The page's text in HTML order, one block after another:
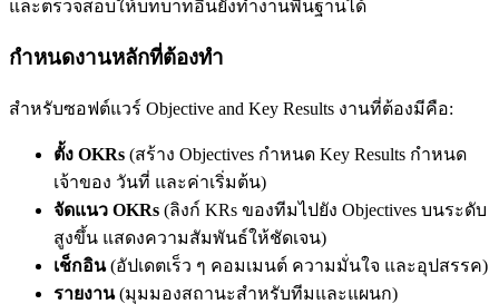
และตรวจสอบให้บทบาทอื่นยังทำงานพื้นฐานได้
กำหนดงานหลักที่ต้องทำ
สำหรับซอฟต์แวร์ Objective and Key Results งานที่ต้องมีคือ:
ตั้ง OKRs (สร้าง Objectives กำหนด Key Results กำหนด
เจ้าของ วันที่ และค่าเริ่มต้น)
จัดแนว OKRs (ลิงก์ KRs ของทีมไปยัง Objectives บนระดับ
สูงขึ้น แสดงความสัมพันธ์ให้ชัดเจน)
เช็กอิน(อัปเดตเร็ว ๆ คอมเมนต์ ความมั่นใจ และอุปสรรค)
รายงาน(มุมมองสถานะสำหรับทีมและแผนก)